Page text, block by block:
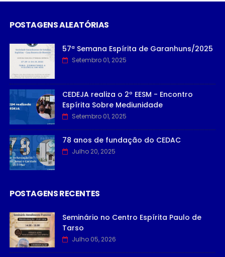
POSTAGENS ALEATÓRIAS
57ª Semana Espírita de Garanhuns/2025
Setembro 01, 2025
CEDEJA realiza o 2º EESM - Encontro
Espírita Sobre Mediunidade
Setembro 01, 2025
78 anos de fundação do CEDAC
Julho 20, 2025
POSTAGENS RECENTES
Seminário no Centro Espírita Paulo de
Tarso
Julho 05, 2026